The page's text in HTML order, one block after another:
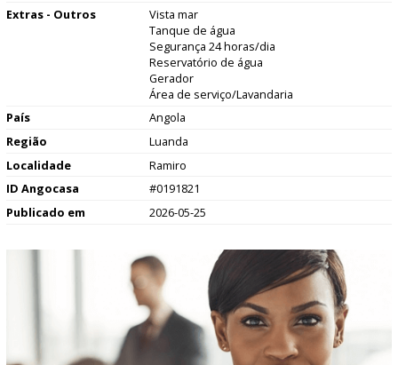
Extras - Outros
Vista mar
Tanque de água
Segurança 24 horas/dia
Reservatório de água
Gerador
Área de serviço/Lavandaria
País
Angola
Região
Luanda
Localidade
Ramiro
ID Angocasa
#0191821
Publicado em
2026-05-25